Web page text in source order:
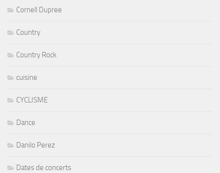
Cornell Dupree
Country
Country Rock
cuisine
CYCLISME
Dance
Danilo Perez
Dates de concerts